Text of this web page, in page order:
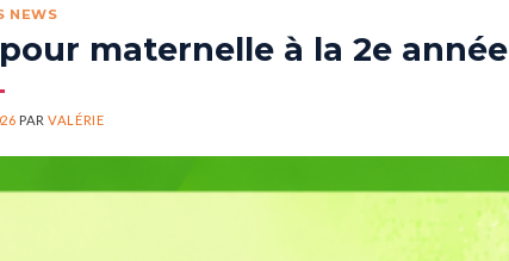
NEWS
maternelle à la 2e année
PARVALÉRIE